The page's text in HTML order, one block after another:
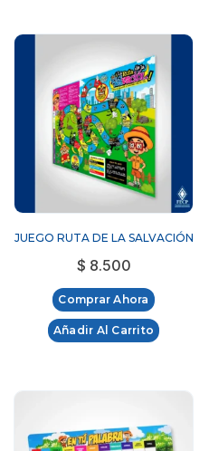
JUEGO RUTA DE LA SALVACIÓN
$ 8.500
Comprar Ahora
Añadir Al Carrito